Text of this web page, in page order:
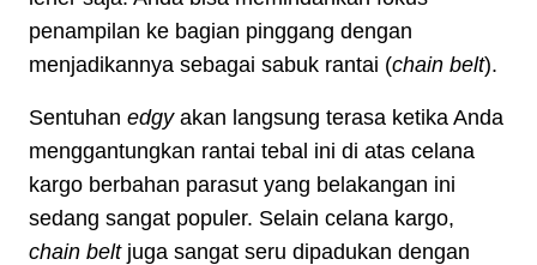
penampilan ke bagian pinggang dengan
menjadikannya sebagai sabuk rantai (chain belt).
Sentuhan edgyakan langsung terasa ketika Anda
menggantungkan rantai tebal ini di atas celana
kargo berbahan parasut yang belakangan ini
sedang sangat populer. Selain celana kargo,
chain beltjuga sangat seru dipadukan dengan